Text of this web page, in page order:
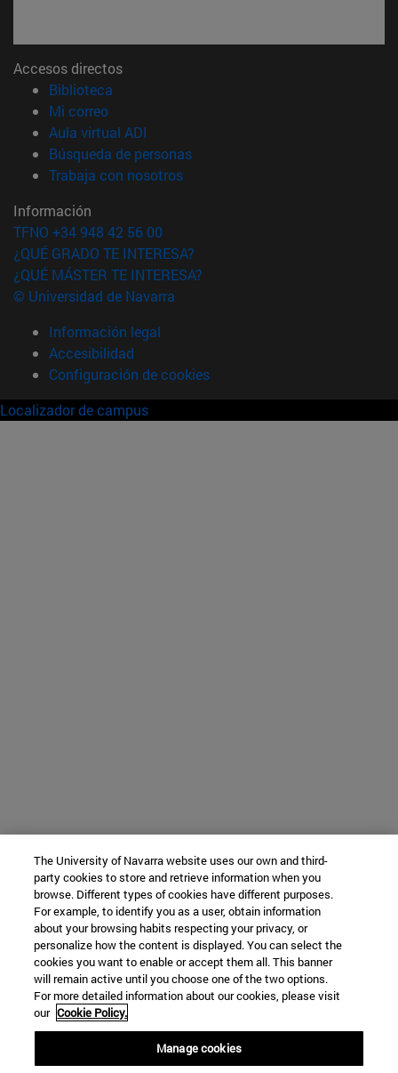
Accesos directos
Biblioteca
Mi correo(abre en nueva ventana)
Aula virtual ADI
Búsqueda de personas(abre en nueva ventana)
Trabaja con nosotros(abre en nueva ventana)
Información
TFNO +34 948 42 56 00
¿QUÉ GRADO TE INTERESA?
¿QUÉ MÁSTER TE INTERESA?
© Universidad de Navarra
Información legal
Accesibilidad
Configuración de cookies
Localizador de campus
The University of Navarra website uses our own and third-
party cookies to store and retrieve information when you
browse. Different types of cookies have different purposes.
For example, to identify you as a user, obtain information
about your browsing habits respecting your privacy, or
personalize how the content is displayed. You can select the
cookies you want to enable or accept them all. This banner
will remain active until you choose one of the two options.
For more detailed information about our cookies, please visit
our Cookie Policy.
Manage cookies